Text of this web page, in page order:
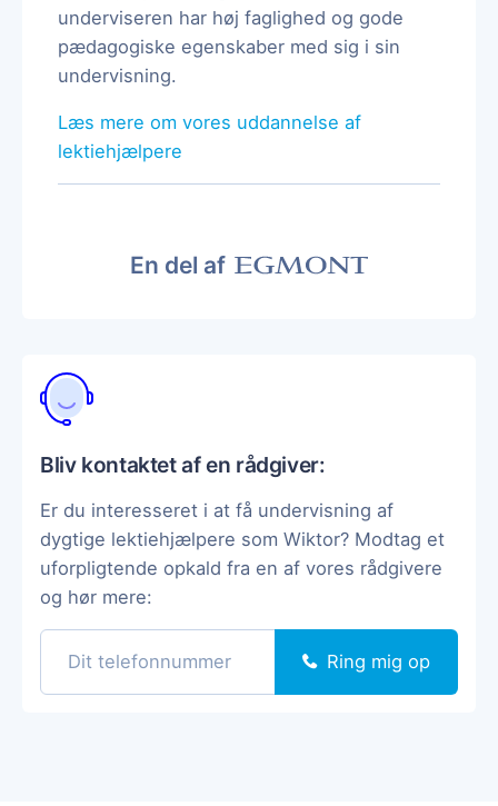
underviseren har høj faglighed og gode
pædagogiske egenskaber med sig i sin
undervisning.
Læs mere om vores uddannelse af
lektiehjælpere
En del af
Bliv kontaktet af en rådgiver:
Er du interesseret i at få undervisning af
dygtige lektiehjælpere som Wiktor? Modtag et
uforpligtende opkald fra en af vores rådgivere
og hør mere:
Ring mig op